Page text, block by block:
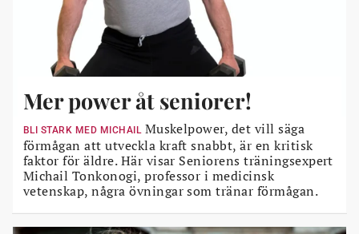
Mer power åt seniorer!
BLI STARK MED MICHAILMuskelpower, det vill säga
förmågan att utveckla kraft snabbt, är en kritisk
faktor för äldre. Här visar Seniorens träningsexpert
Michail Tonkonogi, professor i medicinsk
vetenskap, några övningar som tränar förmågan.